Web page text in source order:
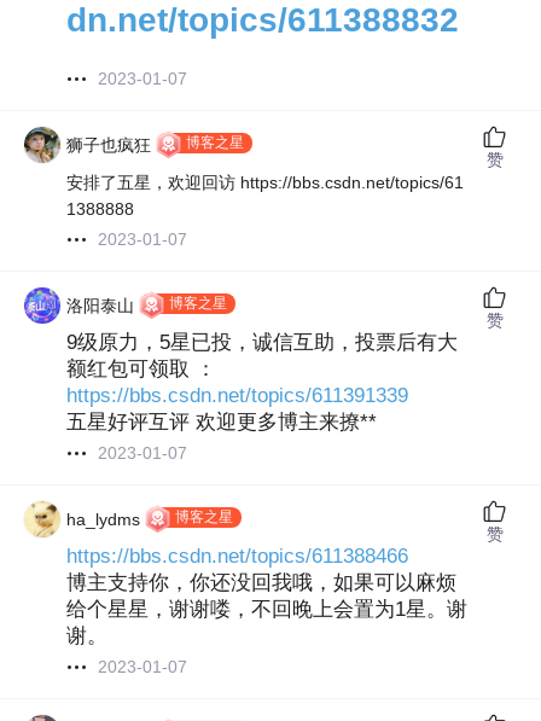
dn.net/topics/611388832
2023-01-07
狮子也疯狂 博客之星
安排了五星，欢迎回访 https://bbs.csdn.net/topics/61
1388888
2023-01-07
赞
洛阳泰山 博客之星
9级原力，5星已投，诚信互助，投票后有大
额红包可领取 ：
https://bbs.csdn.net/topics/611391339
五星好评互评 欢迎更多博主来撩**
2023-01-07
赞
ha_lydms 博客之星
https://bbs.csdn.net/topics/611388466
博主支持你，你还没回我哦，如果可以麻烦
给个星星，谢谢喽，不回晚上会置为1星。谢
谢。
2023-01-07
赞